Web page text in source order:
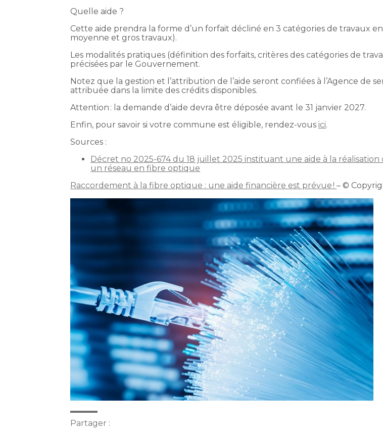
Quelle aide ?
Cette aide prendra la forme d’un forfait décliné en 3 catégories de travaux
moyenne et gros travaux).
Les modalités pratiques (définition des forfaits, critères des catégories de
précisées par le Gouvernement.
Notez que la gestion et l’attribution de l’aide seront confiées à l’Agence de
attribuée dans la limite des crédits disponibles.
Attention : la demande d’aide devra être déposée avant le 31 janvier 2027.
Enfin, pour savoir si votre commune est éligible, rendez-vousici.
Sources :
Décret no 2025-674 du 18 juillet 2025 instituant une aide à la
un réseau en fibre optique
Raccordement à la fibre optique : une aide financière est prévue !– ©
Partager :